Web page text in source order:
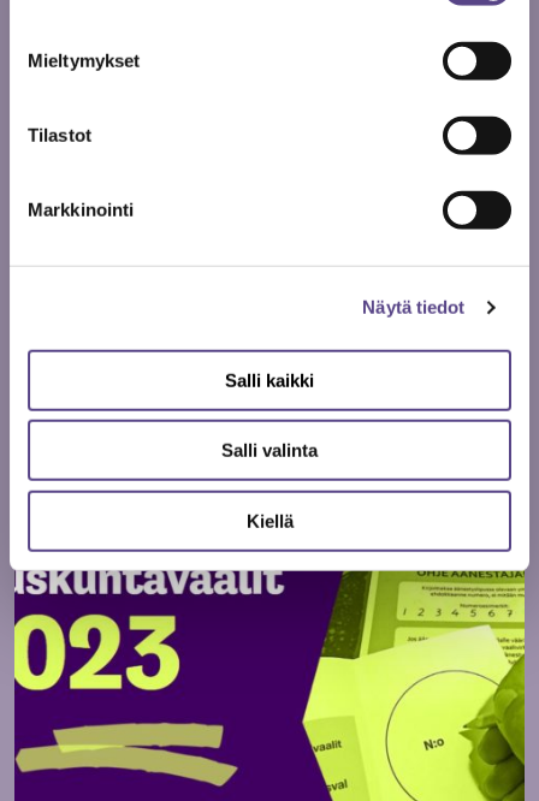
Mieltymykset
Tilastot
Markkinointi
Näytä tiedot
Salli kaikki
Salli valinta
Kiellä
Aiheeseen liittyvät artikkelit